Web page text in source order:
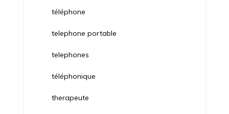
téléphone
telephone portable
telephones
téléphonique
therapeute